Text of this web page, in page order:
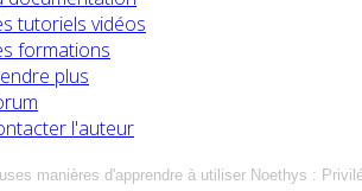
tutoriels vidéos
formations
plus
l'auteur
manières d'apprendre à utiliser Noethys :